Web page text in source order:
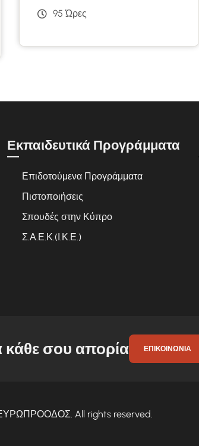
95 Ώρες
Εκπαιδευτικά Προγράμματα
Επιδοτούμενα Προγράμματα
Πιστοποιήσεις
Σπουδές στην Κύπρο
Σ.Α.Ε.Κ.(Ι.Κ.Ε.)
κάθε σου απορία ΕΠΙΚΟΙΝΩΝΊΑ
All rights reserved.